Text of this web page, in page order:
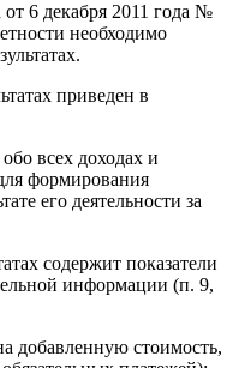
от 6 декабря 2011 года №
необходимо
приведен в
всех доходах и
формирования
его деятельности за
содержит показатели
информации (п. 9,
добавленную стоимость,